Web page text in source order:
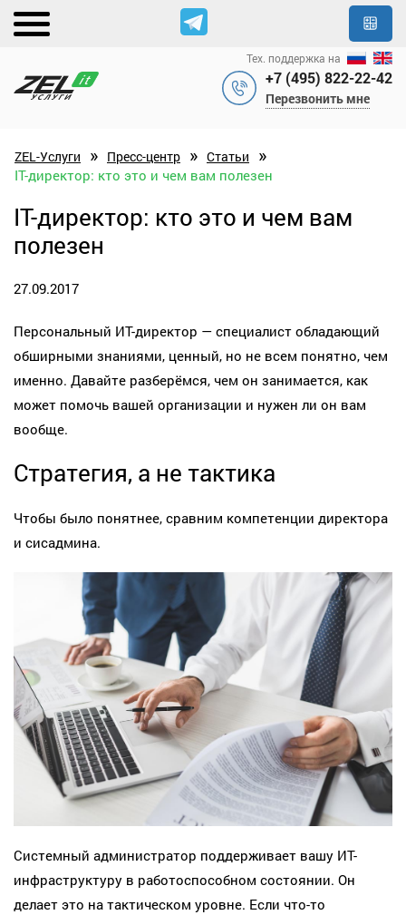
+7 (495) 822-22-42
Перезвонить мне
Тех. поддержка на
ZEL-Услуги » Пресс-центр » Статьи »
IT-директор: кто это и чем вам полезен
IT-директор: кто это и чем вам
полезен
27.09.2017
Персональный ИТ-директор — специалист обладающий
обширными знаниями, ценный, но не всем понятно, чем
именно. Давайте разберёмся, чем он занимается, как
может помочь вашей организации и нужен ли он вам
вообще.
Стратегия, а не тактика
Чтобы было понятнее, сравним компетенции директора
и сисадмина.
Системный администратор поддерживает вашу ИТ-
инфраструктуру в работоспособном состоянии. Он
делает это на тактическом уровне. Если что-то